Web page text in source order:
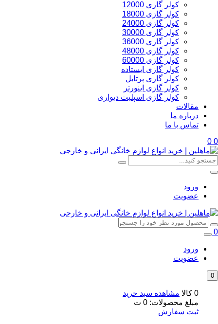
کولر گازی 12000
کولر گازی 18000
کولر گازی 24000
کولر گازی 30000
کولر گازی 36000
کولر گازی 48000
کولر گازی 60000
کولر گازی ایستاده
کولر گازی پرتابل
کولر گازی اینورتر
کولر گازی اسپلیت دیواری
مقالات
درباره ما
تماس با ما
0
0
ورود
عضویت
0
ورود
عضویت
0
0 کالا
مشاهده سبد خرید
مبلغ محصولات: 0 ت
ثبت سفارش